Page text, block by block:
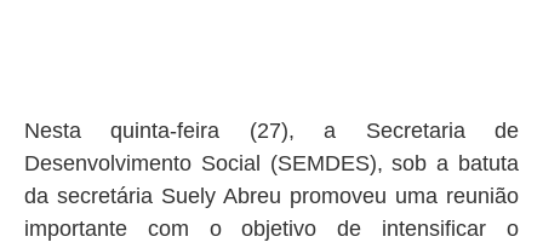
Nesta quinta-feira (27), a Secretaria de
Desenvolvimento Social (SEMDES), sob a batuta
da secretária Suely Abreu promoveu uma reunião
importante com o objetivo de intensificar o